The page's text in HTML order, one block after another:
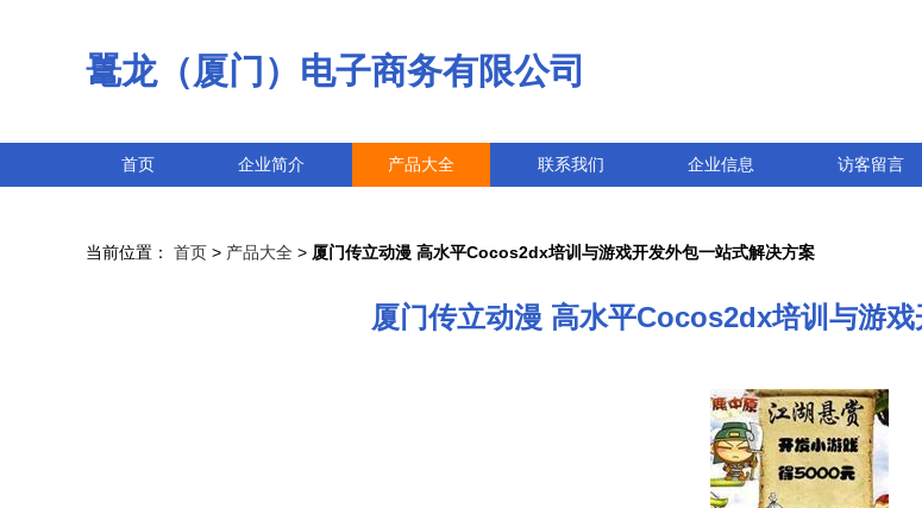
鼍龙（厦门）电子商务有限公司
首页 企业简介 产品大全 联系我们 企业信息 访客留言
当前位置： 首页 > 产品大全 > 厦门传立动漫 高水平Cocos2dx培训与游戏开发外包一站式解决方案
厦门传立动漫 高水平Cocos2dx培训与游